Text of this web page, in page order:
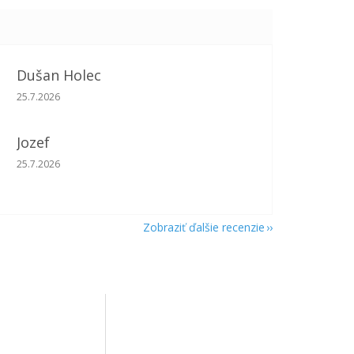
Dušan Holec
Hodnotenie obchodu je 5 z 5 hviezdičiek.
25.7.2026
Jozef
Hodnotenie obchodu je 5 z 5 hviezdičiek.
25.7.2026
Zobraziť ďalšie recenzie